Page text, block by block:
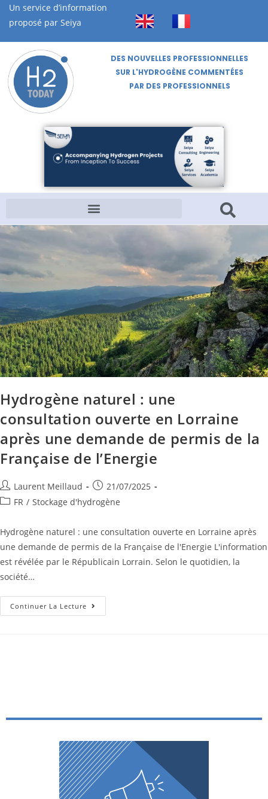
Un service d’information
proposé par Seiya
DES NOUVELLES PROFESSIONNELLES
SUR L'HYDROGÈNE COMMENTÉES
PAR DES PROFESSIONNELS
Hydrogène naturel : une
consultation ouverte en Lorraine
après une demande de permis de la
Française de l’Energie
Laurent Meillaud
21/07/2025
FR / Stockage d'hydrogène
Hydrogène naturel : une consultation ouverte en Lorraine après
une demande de permis de la Française de l'Energie L'information
est révélée par le Républicain Lorrain. Selon le quotidien, la
société…
Continuer La Lecture